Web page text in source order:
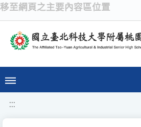
移至網頁之主要內容區位置
:::